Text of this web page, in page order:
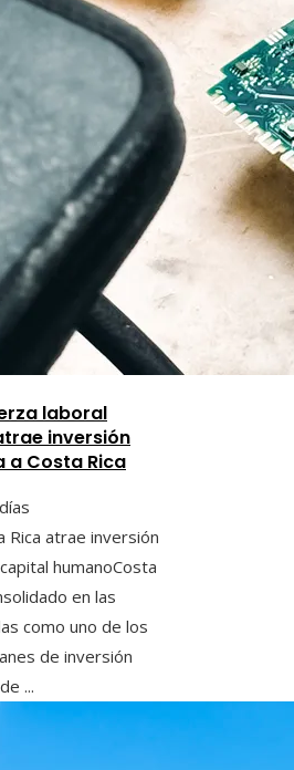
laboral
inversión
a Costa Rica
Rica atrae inversión
humanoCosta
en las
como uno de los
de inversión
...